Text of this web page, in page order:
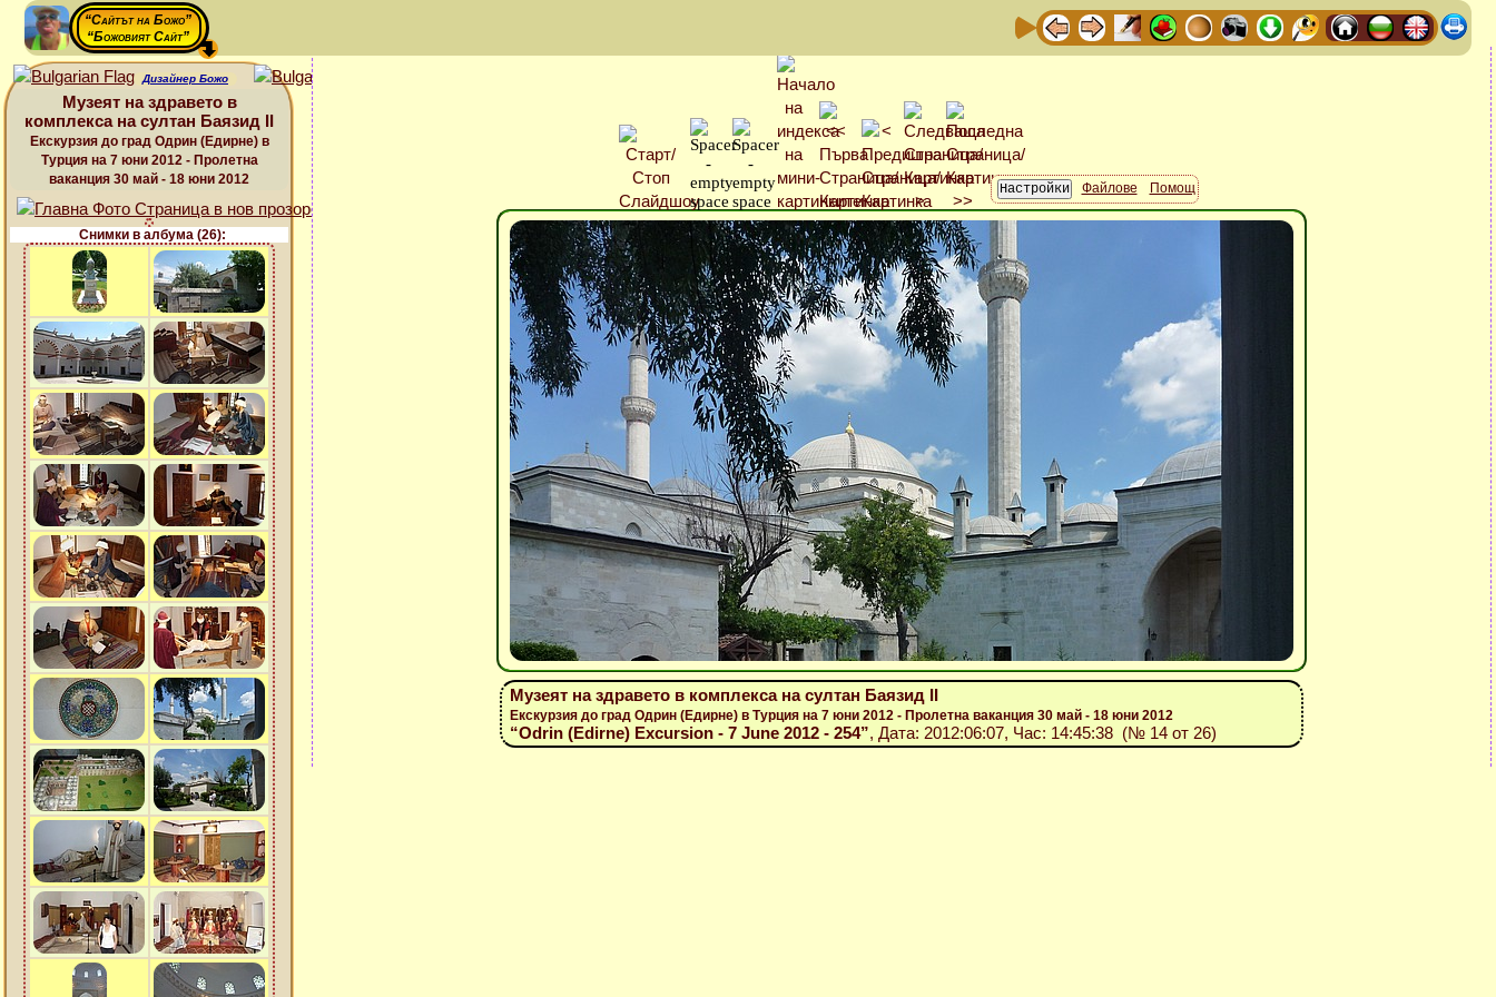
“Сайтът на Божо”
“Божовият Сайт”
Дизайнер Божо
Музеят на здравето в
комплекса на султан Баязид ІІ
Екскурзия до град Одрин (Едирне) в
Турция на 7 юни 2012 - Пролетна
ваканция 30 май - 18 юни 2012
Снимки в албума (26):
Файлове Помощ
Музеят на здравето в комплекса на султан Баязид ІІ
Екскурзия до град Одрин (Едирне) в Турция на 7 юни 2012 - Пролетна ваканция 30 май - 18 юни 2012
“Odrin (Edirne) Excursion - 7 June 2012 - 254”, Дата: 2012:06:07, Час: 14:45:38 (№ 14 от 26)